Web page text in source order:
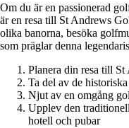
Om du är en passionerad
är en resa till St Andrews
olika banorna, besöka
som präglar denna
Planera din resa till
Ta del av de
Njut av en omgång
Upplev den
hotell och pubar